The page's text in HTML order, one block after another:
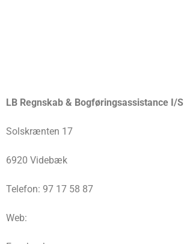
LB Regnskab & Bogføringsassistance I/S
Solskrænten 17
6920 Videbæk
Telefon: 97 17 58 87
Web: